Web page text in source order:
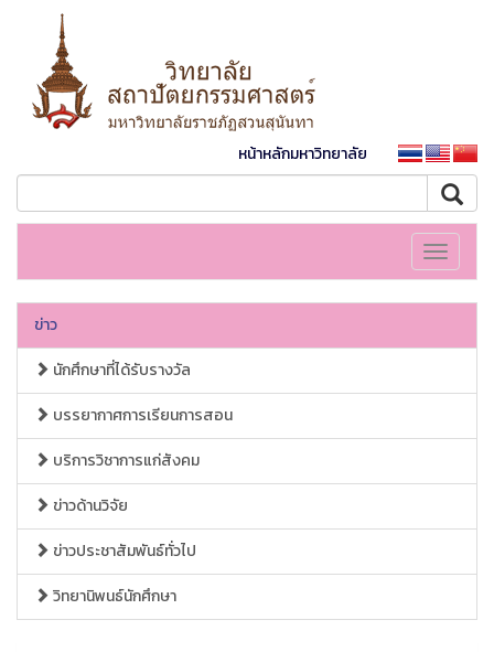
หน้าหลักมหาวิทยาลัย
Toggle
ข่าว
นักศึกษาที่ได้รับรางวัล
บรรยากาศการเรียนการสอน
บริการวิชาการแก่สังคม
ข่าวด้านวิจัย
ข่าวประชาสัมพันธ์ทั่วไป
วิทยานิพนธ์นักศึกษา